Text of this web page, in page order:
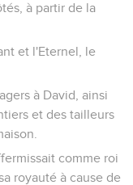
à partir de la
et l'Eternel, le
à David, ainsi
et des tailleurs
comme roi
royauté à cause de